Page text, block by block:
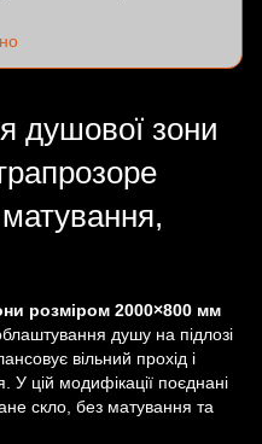
душової зони
розміром 2000×800 мм
душу на підлозі
вільний прохід і
У цій модифікації поєднані
скло, без матування та